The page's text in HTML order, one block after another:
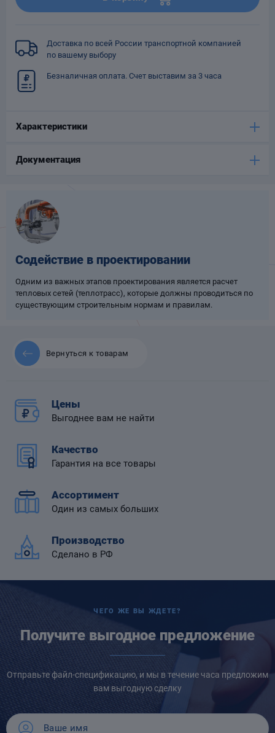
Доставка по всей России транспортной компанией
по вашему выбору
Безналичная оплата. Счет выставим за 3 часа
Характеристики
Документация
Содействие в проектировании
Одним из важных этапов проектирования является расчет
тепловых сетей (теплотрасс), которые должны проводиться по
существующим строительным нормам и правилам.
Вернуться к товарам
Цены
Выгоднее вам не найти
Качество
Гарантия на все товары
Ассортимент
Один из самых больших
Производство
Сделано в РФ
ЧЕГО ЖЕ ВЫ ЖДЕТЕ?
Получите выгодное предложение
Отправьте файл-спецификацию, и мы в течение часа предложим
вам выгодную сделку
Фильтры для
трубопроводов
Компенсаторы